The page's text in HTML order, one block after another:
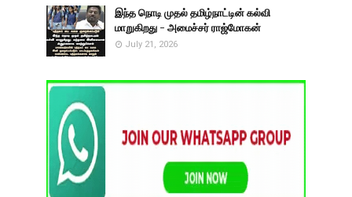
இந்த நொடி முதல் தமிழ்நாட்டின் கல்வி
மாறுகிறது - அமைச்சர் ராஜ்மோகன்
July 21, 2026